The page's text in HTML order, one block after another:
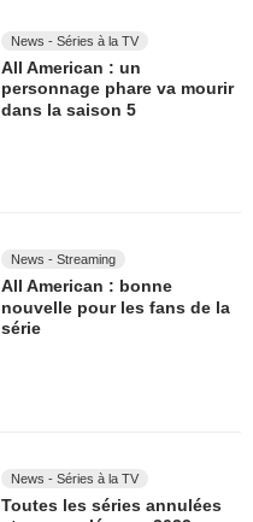
News - Séries à la TV
All American : un
personnage phare va mourir
dans la saison 5
News - Streaming
All American : bonne
nouvelle pour les fans de la
série
News - Séries à la TV
Toutes les séries annulées